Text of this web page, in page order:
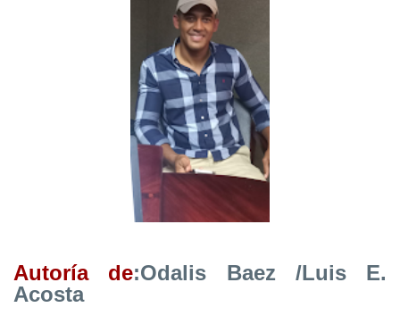
Autoría de:Odalis Baez /Luis E.
Acosta